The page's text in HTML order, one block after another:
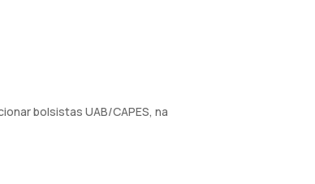
bolsistas UAB/CAPES, na